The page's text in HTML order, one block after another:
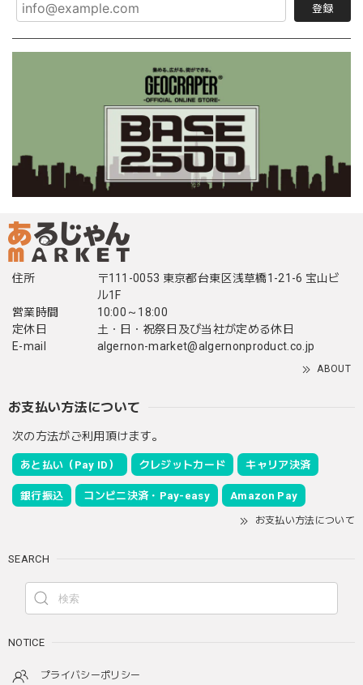
登録
住所
〒111-0053 東京都台東区浅草橋1-21-6 宝山ビ
ル1F
営業時間
10:00～18:00
定休日
土・日・祝祭日及び当社が定める休日
E-mail
algernon-market@algernonproduct.co.jp
ABOUT
お支払い方法について
次の方法がご利用頂けます。
あと払い（Pay ID） クレジットカード キャリア決済
銀行振込 コンビニ決済・Pay-easy Amazon Pay
お支払い方法について
SEARCH
NOTICE
プライバシーポリシー